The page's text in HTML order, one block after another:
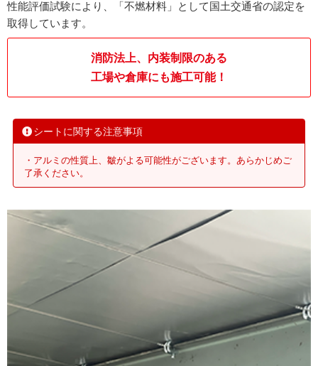
性能評価試験により、「不燃材料」として国土交通省の認定を
取得しています。
消防法上、内装制限のある
工場や倉庫にも施工可能！
シートに関する注意事項
・アルミの性質上、皺がよる可能性がございます。あらかじめご
了承ください。